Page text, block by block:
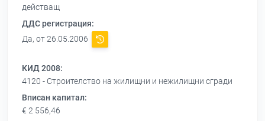
действащ
ДДС регистрация:
Да, от 26.05.2006
КИД 2008:
4120 - Строителство на жилищни и нежилищни сгради
Вписан капитал:
€ 2 556,46